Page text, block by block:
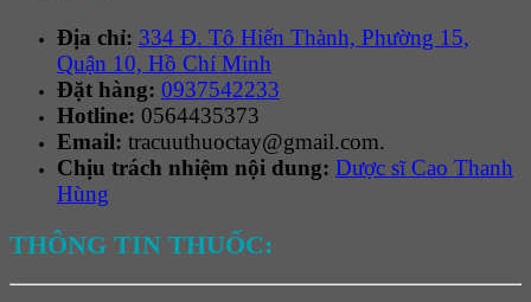
Địa chỉ: 334 Đ. Tô Hiến Thành, Phường 15,
Quận 10, Hồ Chí Minh
Đặt hàng: 0937542233
Hotline: 0564435373
Email: tracuuthuoctay@gmail.com.
Chịu trách nhiệm nội dung: Dược sĩ Cao Thanh
Hùng
THÔNG TIN THUỐC: